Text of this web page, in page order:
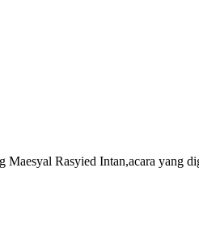
Rasyied Intan,acara yang